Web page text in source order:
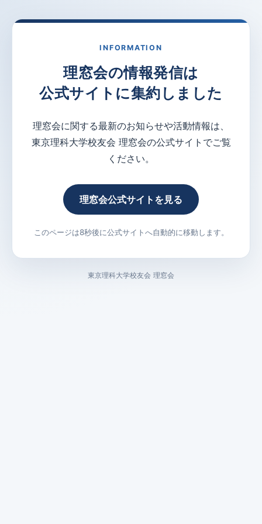
INFORMATION
理窓会の情報発信は
公式サイトに集約しました
理窓会に関する最新のお知らせや活動情報は、
東京理科大学校友会 理窓会の公式サイトでご覧
ください。
理窓会公式サイトを見る
このページは8秒後に公式サイトへ自動的に移動します。
東京理科大学校友会 理窓会